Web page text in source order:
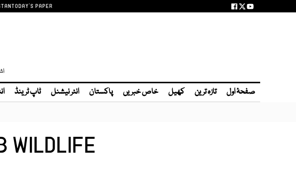
TODAY'S PAPER
صفحۂ اول تازہ ترین کھیل خاص خبریں پاکستان انٹر نیشنل ٹاپ ٹرینڈ
WILDLIFE